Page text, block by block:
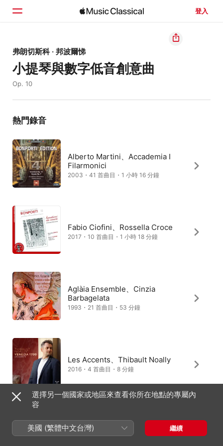
登入
首頁
瀏覽
弗朗切斯科 · 邦波爾悌
小提琴與數字低音創意曲
Op. 10
熱門錄音
Alberto Martini、Accademia I
Filarmonici
2003・41 首曲目・1 小時 16 分鐘
Fabio Ciofini、Rossella Croce
2017・10 首曲目・1 小時 18 分鐘
Aglàia Ensemble、Cinzia
Barbagelata
1993・21 首曲目・53 分鐘
Les Accents、Thibault Noally
2016・4 首曲目・8 分鐘
Naoya Otsuka、Takeshi Kiriyama
2015・4 首曲目・9 分鐘
選擇另一個國家或地區來查看你所在地點的專屬內
容
美國 (繁體中文台灣) 繼續